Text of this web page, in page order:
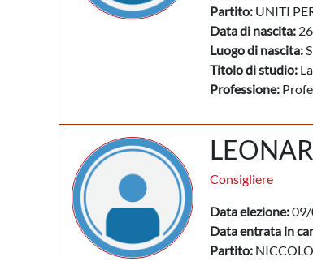
Partito: UNITI
Data di nascita:
Luogo di nascita:
Titolo di studio:
Professione:
Consigliere
Data elezione:
Data entrata in
Partito: